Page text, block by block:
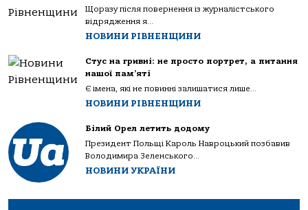
Щоразу після повернення із журналістського
відрядження я...
НОВИНИ РІВНЕНЩИНИ
Стус на гривні: не просто портрет, а питання
нашої пам’яті
Є імена, які не повинні залишатися лише...
НОВИНИ РІВНЕНЩИНИ
Білий Орел летить додому
Президент Польщі Кароль Навроцький позбавив
Володимира Зеленського...
НОВИНИ УКРАЇНИ